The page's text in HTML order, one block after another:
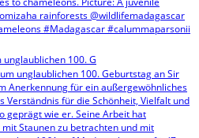
100. G